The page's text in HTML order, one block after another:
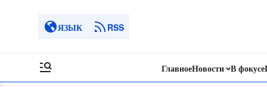
ЯЗЫК RSS
ГлавноеНовости В фокусе